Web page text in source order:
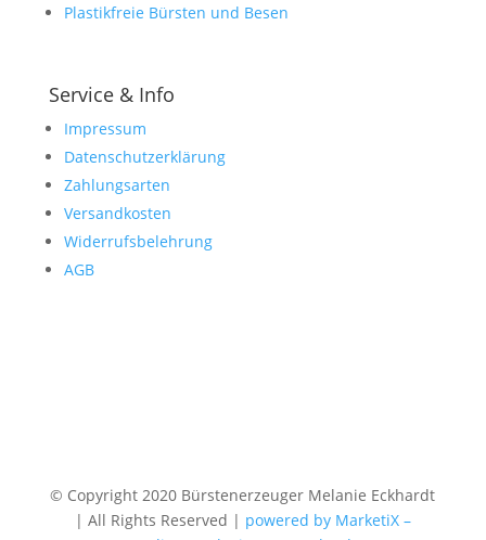
Plastikfreie Bürsten und Besen
Service & Info
Impressum
Datenschutzerklärung
Zahlungsarten
Versandkosten
Widerrufsbelehrung
AGB
© Copyright 2020 Bürstenerzeuger Melanie Eckhardt
| All Rights Reserved | powered by MarketiX –